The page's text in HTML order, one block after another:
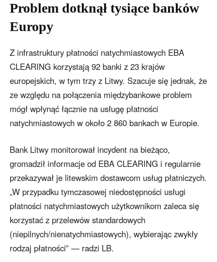
Problem dotknął tysiące banków
Europy
Z infrastruktury płatności natychmiastowych EBA
CLEARING korzystają 92 banki z 23 krajów
europejskich, w tym trzy z Litwy. Szacuje się jednak, że
ze względu na połączenia międzybankowe problem
mógł wpłynąć łącznie na usługę płatności
natychmiastowych w około 2 860 bankach w Europie.
Bank Litwy monitorował incydent na bieżąco,
gromadził informacje od EBA CLEARING i regularnie
przekazywał je litewskim dostawcom usług płatniczych.
„W przypadku tymczasowej niedostępności usługi
płatności natychmiastowych użytkownikom zaleca się
korzystać z przelewów standardowych
(niepilnych/nienatychmiastowych), wybierając zwykły
rodzaj płatności” — radzi LB.